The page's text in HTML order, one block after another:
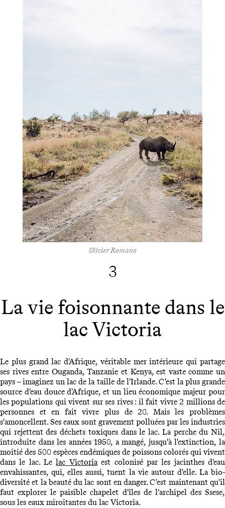
Olivier Romano
3
La vie foisonnante dans le
lac Victoria
Le plus grand lac d'Afrique, véritable mer intérieure qui partage
ses rives entre Ouganda, Tanzanie et Kenya, est vaste comme un
pays – imaginez un lac de la taille de l'Irlande. C'est la plus grande
source d'eau douce d'Afrique, et un lieu économique majeur pour
les populations qui vivent sur ses rives : il fait vivre 2 millions de
personnes et en fait vivre plus de 20. Mais les problèmes
s'amoncellent. Ses eaux sont gravement polluées par les industries
qui rejettent des déchets toxiques dans le lac. La perche du Nil,
introduite dans les années 1950, a mangé, jusqu'à l'extinction, la
moitié des 500 espèces endémiques de poissons colorés qui vivent
dans le lac. Lelac Victoriaest colonisé par les jacinthes d'eau
envahissantes, qui, elles aussi, tuent la vie autour d'elle. La bio-
diversité et la beauté du lac sont en danger. C'est maintenant qu'il
faut explorer le paisible chapelet d'îles de l'archipel des Ssese,
sous les eaux miroitantes du lac Victoria.